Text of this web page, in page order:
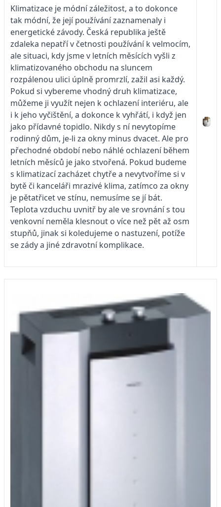
Klimatizace je módní záležitost, a to dokonce
tak módní, že její používání zaznamenaly i
energetické závody. Česká republika ještě
zdaleka nepatří v četnosti používání k velmocím,
ale situaci, kdy jsme v letních měsících vyšli z
klimatizovaného obchodu na sluncem
rozpálenou ulici úplně promrzlí, zažil asi každý.
Pokud si vybereme vhodný druh klimatizace,
můžeme ji využít nejen k ochlazení interiéru, ale
i k jeho vyčištění, a dokonce k vyhřátí, i když jen
jako přídavné topidlo. Nikdy s ní nevytopíme
rodinný dům, je-li za okny minus dvacet. Ale pro
přechodné období nebo náhlé ochlazení během
letních měsíců je jako stvořená. Pokud budeme
s klimatizací zacházet chytře a nevytvoříme si v
bytě či kanceláři mrazivé klima, zatímco za okny
je pětatřicet ve stínu, nemusíme se jí bát.
Teplota vzduchu uvnitř by ale ve srovnání s tou
venkovní neměla klesnout o více než pět až osm
stupňů, jinak si koledujeme o nastuzení, potíže
se zády a jiné zdravotní komplikace.